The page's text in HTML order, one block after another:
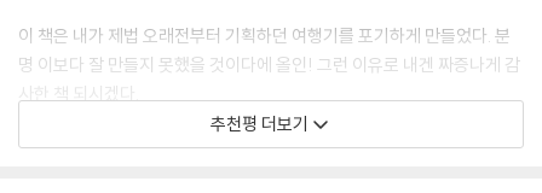
가 동시에 뜨거워지며, 통통한 문어가 입 안에서 춤을 춘다.
--- p.167, <한낮의 맥주타임 타코야끼>
인연이란 참 묘하다. 한 번으로 끝날 것 같은 그 만남이 몇 년 후 또 한 번 반
복되었으니까. 그 도쿄 여행 몇 년 후, 서울 대형서점 일본 서적코너를 구경
가깝지만 먼 여행지 도쿄는 아무리 봐도 마음을 표현하는 데 서툰 도시다.
그래서일까, 도쿄는 가끔 우리에게 몸으로 말을 건다.
그리고 그 어리둥절한 아픔 이후 우리는 조금씩 달라져 있다.
빈틈 없어 보여도 허점투성이,
하지만 그 허점을 꽁꽁 싸매고 무표정으로 가장한 도시.
이 책은 내가 제법 오래전부터 기획하던 여행기를 포기하게 만들었다. 분
명 이보다 잘 만들지 못했을 것이다에 올인! 그런 이유로 내겐 짜증나게 감
사한 책 되시겠다.
신정구 (시트콤 <안녕, 프란체스카>, 영화 <작업의 정석> 시나리오 작
가)
추천평 더보기